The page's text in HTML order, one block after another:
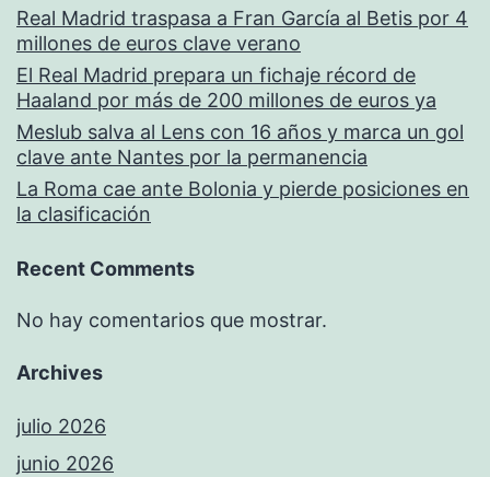
Real Madrid traspasa a Fran García al Betis por 4
millones de euros clave verano
El Real Madrid prepara un fichaje récord de
Haaland por más de 200 millones de euros ya
Meslub salva al Lens con 16 años y marca un gol
clave ante Nantes por la permanencia
La Roma cae ante Bolonia y pierde posiciones en
la clasificación
Recent Comments
No hay comentarios que mostrar.
Archives
julio 2026
junio 2026